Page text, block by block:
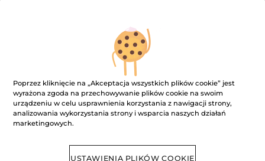
Matowa pomadka w płynie Grand
Rouge
Wyjątkowa 12-godzinna* pigmentacja
★★★★★
★★★★★
Poprzez kliknięcie na „Akceptacja wszystkich plików cookie” jest
wyrażona zgoda na przechowywanie plików cookie na swoim
urządzeniu w celu usprawnienia korzystania z nawigacji strony,
analizowania wykorzystania strony i wsparcia naszych działań
marketingowych.
USTAWIENIA PLIKÓW COOKIE